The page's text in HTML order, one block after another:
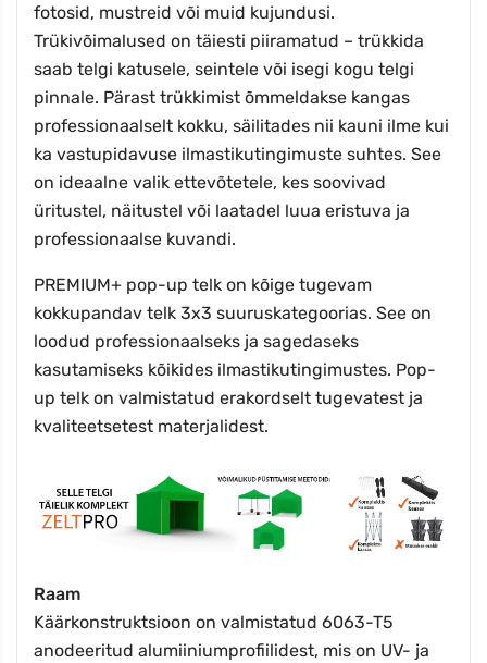
fotosid, mustreid või muid kujundusi.
Trükivõimalused on täiesti piiramatud – trükkida
saab telgi katusele, seintele või isegi kogu telgi
pinnale. Pärast trükkimist õmmeldakse kangas
professionaalselt kokku, säilitades nii kauni ilme kui
ka vastupidavuse ilmastikutingimuste suhtes. See
on ideaalne valik ettevõtetele, kes soovivad
üritustel, näitustel või laatadel luua eristuva ja
professionaalse kuvandi.
PREMIUM+ pop-up telk on kõige tugevam
kokkupandav telk 3x3 suuruskategoorias. See on
loodud professionaalseks ja sagedaseks
kasutamiseks kõikides ilmastikutingimustes. Pop-
up telk on valmistatud erakordselt tugevatest ja
kvaliteetsetest materjalidest.
Raam
Käärkonstruktsioon on valmistatud 6063-T5
anodeeritud alumiiniumprofiilidest, mis on UV- ja